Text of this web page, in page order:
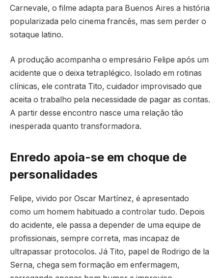
Carnevale, o filme adapta para Buenos Aires a história
popularizada pelo cinema francês, mas sem perder o
sotaque latino.
A produção acompanha o empresário Felipe após um
acidente que o deixa tetraplégico. Isolado em rotinas
clínicas, ele contrata Tito, cuidador improvisado que
aceita o trabalho pela necessidade de pagar as contas.
A partir desse encontro nasce uma relação tão
inesperada quanto transformadora.
Enredo apoia-se em choque de
personalidades
Felipe, vivido por Oscar Martínez, é apresentado
como um homem habituado a controlar tudo. Depois
do acidente, ele passa a depender de uma equipe de
profissionais, sempre correta, mas incapaz de
ultrapassar protocolos. Já Tito, papel de Rodrigo de la
Serna, chega sem formação em enfermagem,